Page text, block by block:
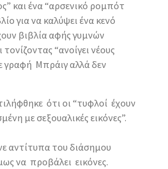
και ένα “αρσενικό ρομπότ
για να καλύψει ένα κενό
βιβλία αφής γυμνών
τονίζοντας “ανοίγει νέους
γραφή Μπράιγ αλλά δεν
ότι οι “τυφλοί έχουν
με σεξουαλικές εικόνες”.
αντίτυπα του διάσημου
να προβάλει εικόνες.